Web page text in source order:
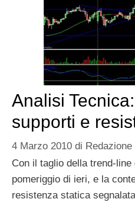
Analisi
supporti e
4 Marzo 2010 di Redazione
Con il taglio della trend-line
pomeriggio di ieri, e la
resistenza statica